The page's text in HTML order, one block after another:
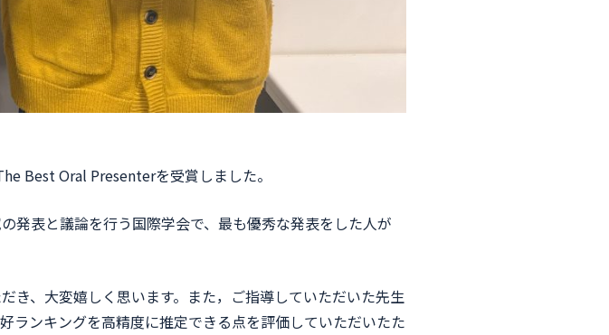
Best Oral Presenterを受賞しました。
発表と議論を行う国際学会で、最も優秀な発表をした人が
き、大変嬉しく思います。また，ご指導していただいた先生
ランキングを高精度に推定できる点を評価していただいたた